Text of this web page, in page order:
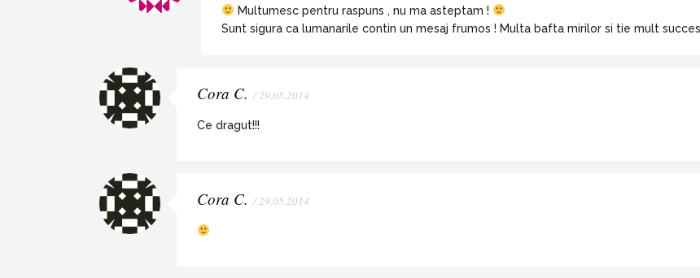
Multumesc pentru raspuns , nu ma asteptam !
Sunt sigura ca lumanarile contin un mesaj frumos ! Multa bafta mirilor si tie mult
Cora C. / 29.05.2014
Ce dragut!!!
Cora C. / 29.05.2014